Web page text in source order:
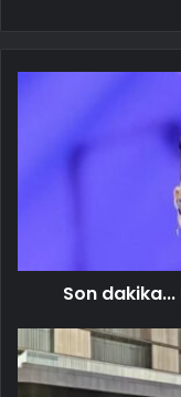
Son dakika...